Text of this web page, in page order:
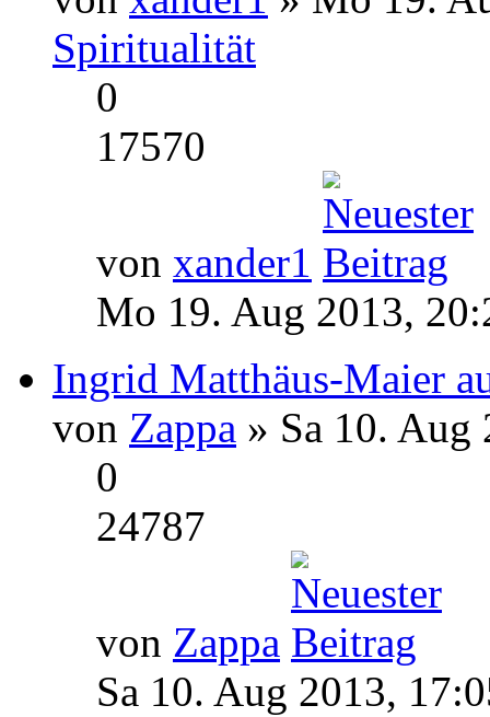
Spiritualität
0
17570
von xander1
Mo 19. Aug 2013,
Ingrid Matthäus-Maier
von Zappa » Sa 10.
0
24787
von Zappa
Sa 10. Aug 2013,